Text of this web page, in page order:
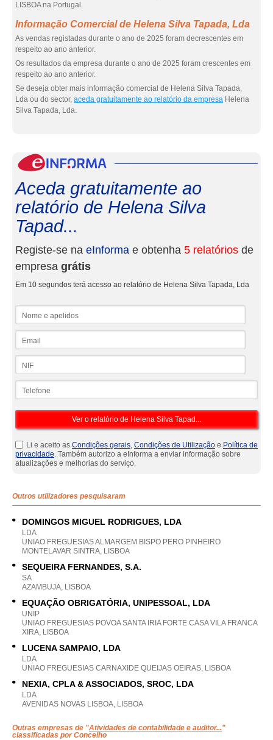
LISBOA na Portugal.
Informação Comercial de Helena Silva Tapada, Lda
As vendas registadas durante o ano de 2025 foram decrescentes em
respeito ao ano anterior.
Os resultados da empresa durante o ano de 2025 foram crescentes em
respeito ao ano anterior.
Se deseja obter mais informação comercial de Helena Silva Tapada,
Lda ou do sector, aceda gratuitamente ao relatório da empresa Helena
Silva Tapada, Lda.
Aceda gratuitamente ao
relatório de Helena Silva
Tapad...
Registe-se na eInforma e obtenha 5 relatórios de
empresa grátis
Em 10 segundos terá acesso ao relatório de Helena Silva Tapada, Lda
Li e aceito as Condições gerais, Condições de Utilização e Política de
privacidade. Também autorizo a eInforma a enviar informação sobre
atualizações e melhorias do serviço.
Outros utilizadores pesquisaram
DOMINGOS MIGUEL RODRIGUES, LDA
LDA
UNIAO FREGUESIAS ALMARGEM BISPO PERO PINHEIRO
MONTELAVAR SINTRA, LISBOA
SEQUEIRA FERNANDES, S.A.
SA
AZAMBUJA, LISBOA
EQUAÇÃO OBRIGATÓRIA, UNIPESSOAL, LDA
UNIP
UNIAO FREGUESIAS POVOA SANTA IRIA FORTE CASA VILA FRANCA
XIRA, LISBOA
LUCENA SAMPAIO, LDA
LDA
UNIAO FREGUESIAS CARNAXIDE QUEIJAS OEIRAS, LISBOA
NEXIA, CPLA & ASSOCIADOS, SROC, LDA
LDA
AVENIDAS NOVAS LISBOA, LISBOA
Outras empresas de "Atividades de contabilidade e auditor..."
classificadas por Concelho